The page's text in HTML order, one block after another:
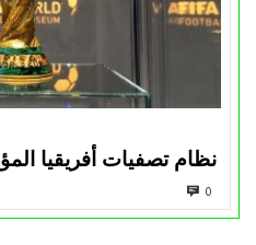
نظام تصفيات أفريقيا
0